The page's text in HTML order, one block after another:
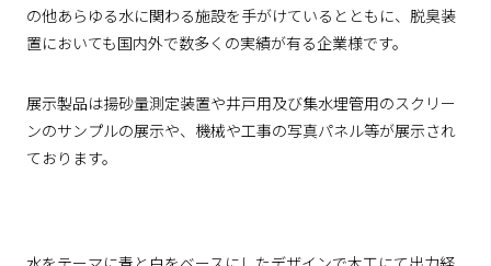
の他あらゆる水に関わる施設を手がけているとともに、脱臭装
置においても国内外で数多くの実績が有る企業様です。
展示製品は揚砂量測定装置や井戸用及び集水埋管用のスクリー
ンのサンプルの展示や、機械や工事の写真パネル等が展示され
ております。